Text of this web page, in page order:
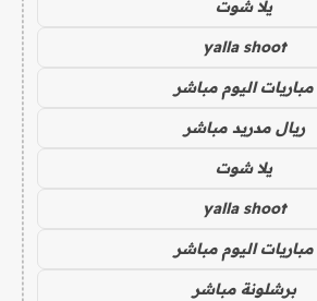
يلا شوت
yalla shoot
مباريات اليوم مباشر
ريال مدريد مباشر
يلا شوت
yalla shoot
مباريات اليوم مباشر
برشلونة مباشر